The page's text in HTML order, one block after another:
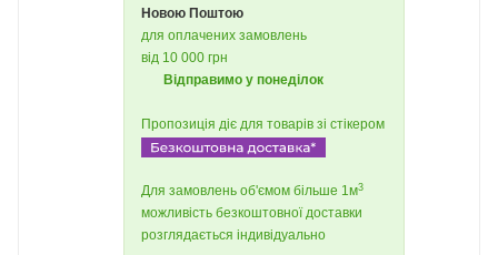
Новою Поштою
для оплачених замовлень
від 10 000 грн
Відправимо у понеділок
Пропозиція діє для товарів зі стікером
Для замовлень об'ємом більше 1м3
можливість безкоштовної доставки
розглядається індивідуально